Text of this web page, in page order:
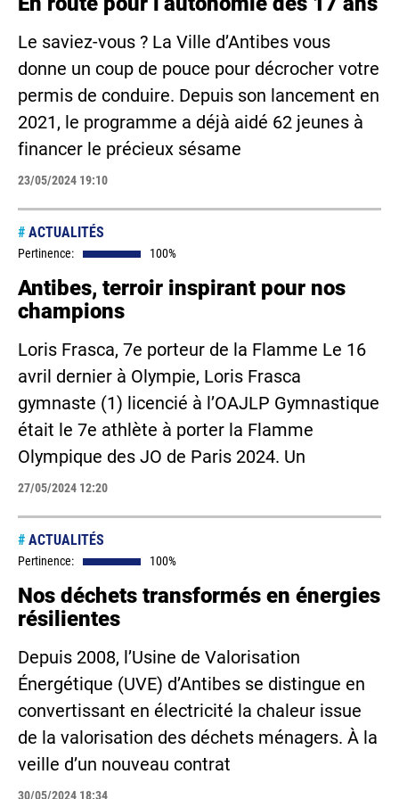
Le saviez-vous ? La Ville d’Antibes vous
donne un coup de pouce pour décrocher votre
permis de conduire. Depuis son lancement en
2021, le programme a déjà aidé 62 jeunes à
financer le précieux sésame
23/05/2024 19:10
# ACTUALITÉS
Pertinence: 100%
Antibes, terroir inspirant pour nos
champions
Loris Frasca, 7e porteur de la Flamme Le 16
avril dernier à Olympie, Loris Frasca
gymnaste (1) licencié à l’OAJLP Gymnastique
était le 7e athlète à porter la Flamme
Olympique des JO de Paris 2024. Un
27/05/2024 12:20
# ACTUALITÉS
Pertinence: 100%
Nos déchets transformés en énergies
résilientes
Depuis 2008, l’Usine de Valorisation
Énergétique (UVE) d’Antibes se distingue en
convertissant en électricité la chaleur issue
de la valorisation des déchets ménagers. À la
veille d’un nouveau contrat
30/05/2024 18:34